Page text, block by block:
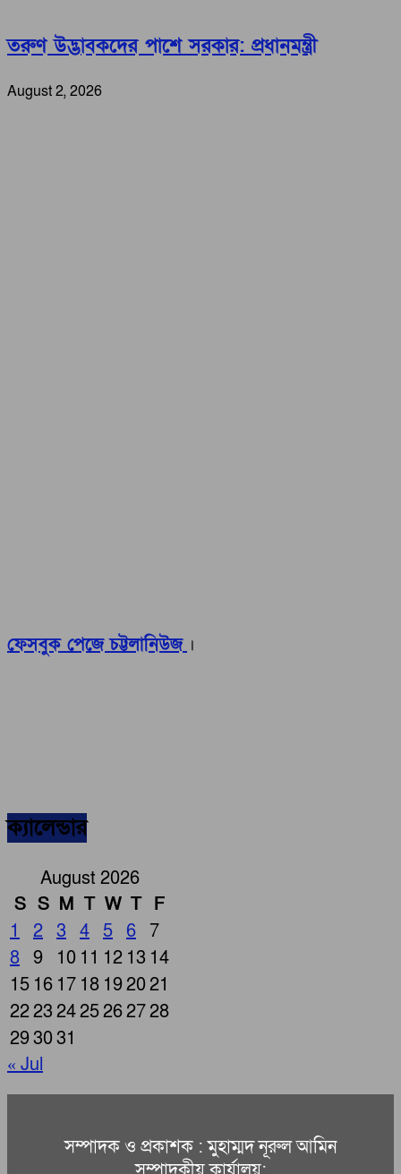
তরুণ উদ্ভাবকদের পাশে সরকার: প্রধানমন্ত্রী
August 2, 2026
ফেসবুক পেজে চট্টলানিউজ ।
ক্যালেন্ডার
August 2026
S S M T W T F
1
2 3 4 5 6
7
8 9 10 11 12 13 14
15 16 17 18 192021
22232425262728
293031
« Jul
সম্পাদক ও প্রকাশক : মুহাম্মদ নূরুল আমিন